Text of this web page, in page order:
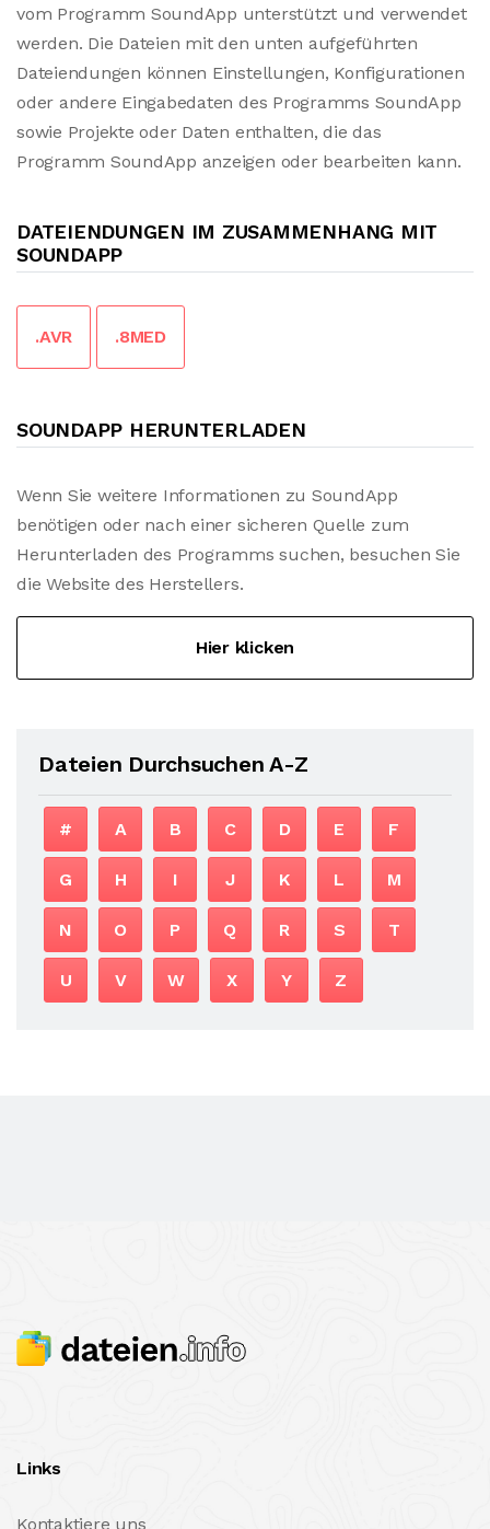
vom Programm SoundApp unterstützt und verwendet
werden. Die Dateien mit den unten aufgeführten
Dateiendungen können Einstellungen, Konfigurationen
oder andere Eingabedaten des Programms SoundApp
sowie Projekte oder Daten enthalten, die das
Programm SoundApp anzeigen oder bearbeiten kann.
DATEIENDUNGEN IM ZUSAMMENHANG MIT
SOUNDAPP
.AVR .8MED
SOUNDAPP HERUNTERLADEN
Wenn Sie weitere Informationen zu SoundApp
benötigen oder nach einer sicheren Quelle zum
Herunterladen des Programms suchen, besuchen Sie
die Website des Herstellers.
Hier klicken
Dateien Durchsuchen A-Z
# A B C D E F
G H I J K L M
N O P Q R S T
U V W X Y Z
Links
Kontaktiere uns